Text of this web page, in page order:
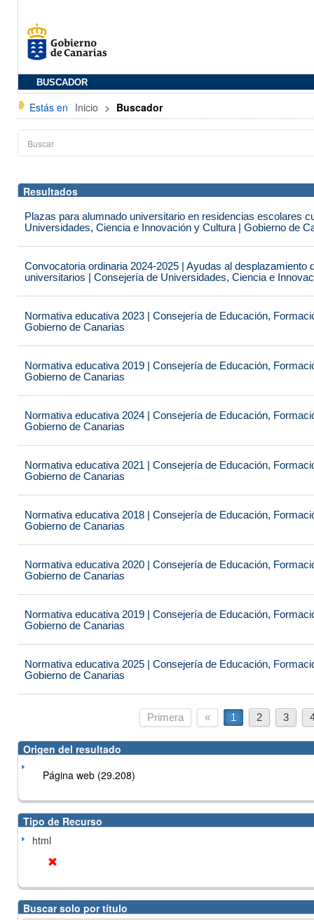
BUSCADOR
Estás en Inicio > Buscador
Resultados
Plazas para alumnado universitario en residencias escolares
Universidades, Ciencia e Innovación y Cultura | Gobierno de
Convocatoria ordinaria 2024-2025 | Ayudas al desplazamiento
universitarios | Consejería de Universidades, Ciencia e
Normativa educativa 2023 | Consejería de Educación,
Gobierno de Canarias
Normativa educativa 2019 | Consejería de Educación,
Gobierno de Canarias
Normativa educativa 2024 | Consejería de Educación,
Gobierno de Canarias
Normativa educativa 2021 | Consejería de Educación,
Gobierno de Canarias
Normativa educativa 2018 | Consejería de Educación,
Gobierno de Canarias
Normativa educativa 2020 | Consejería de Educación,
Gobierno de Canarias
Normativa educativa 2019 | Consejería de Educación,
Gobierno de Canarias
Normativa educativa 2025 | Consejería de Educación,
Gobierno de Canarias
Primera « 1 2 3
Origen del resultado
Página web (29.208)
Tipo de Recurso
html
Buscar solo por título